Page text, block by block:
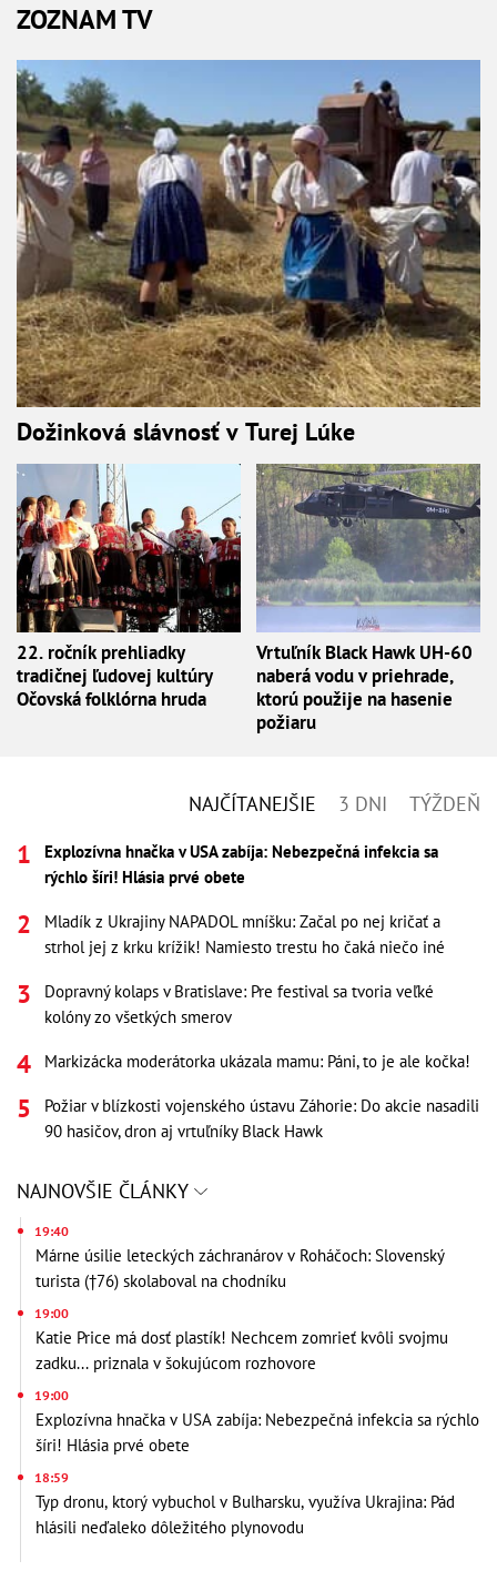
ZOZNAM TV
Dožinková slávnosť v Turej Lúke
22. ročník prehliadky
tradičnej ľudovej kultúry
Očovská folklórna hruda
Vrtuľník Black Hawk UH-60
naberá vodu v priehrade,
ktorú použije na hasenie
požiaru
NAJČÍTANEJŠIE 3 DNI TÝŽDEŇ
Explozívna hnačka v USA zabíja: Nebezpečná infekcia sa
rýchlo šíri! Hlásia prvé obete
Mladík z Ukrajiny NAPADOL mníšku: Začal po nej kričať a
strhol jej z krku krížik! Namiesto trestu ho čaká niečo iné
Dopravný kolaps v Bratislave: Pre festival sa tvoria veľké
kolóny zo všetkých smerov
Markizácka moderátorka ukázala mamu: Páni, to je ale kočka!
Požiar v blízkosti vojenského ústavu Záhorie: Do akcie nasadili
90 hasičov, dron aj vrtuľníky Black Hawk
NAJNOVŠIE ČLÁNKY
19:40
Márne úsilie leteckých záchranárov v Roháčoch: Slovenský
turista (†76) skolaboval na chodníku
19:00
Katie Price má dosť plastík! Nechcem zomrieť kvôli svojmu
zadku... priznala v šokujúcom rozhovore
19:00
Explozívna hnačka v USA zabíja: Nebezpečná infekcia sa rýchlo
šíri! Hlásia prvé obete
18:59
Typ dronu, ktorý vybuchol v Bulharsku, využíva Ukrajina: Pád
hlásili neďaleko dôležitého plynovodu